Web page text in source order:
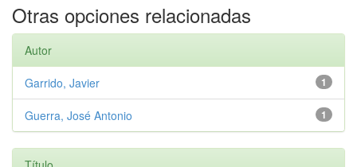
Otras opciones relacionadas
Autor
1
Garrido, Javier
1
Guerra, José Antonio